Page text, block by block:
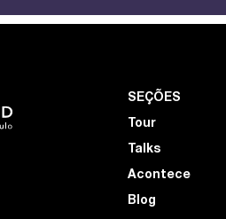
SEÇÕES
Tour
Talks
Acontece
Blog